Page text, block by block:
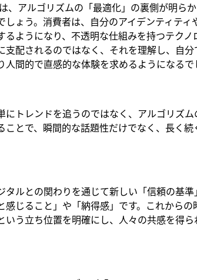
、アルゴリズムの「最適化」の裏側が明ら
しょう。消費者は、自分のアイデンティテ
るようになり、不透明な仕組みを持つテク
支配されるのではなく、それを理解し、自
人間的で直感的な体験を求めるようになるで
にトレンドを追うのではなく、アルゴリズ
ことで、瞬間的な話題性だけでなく、長く
タルとの関わりを通じて新しい「信頼の基
感じること」や「納得感」です。これから
いう立ち位置を明確にし、人々の共感を得